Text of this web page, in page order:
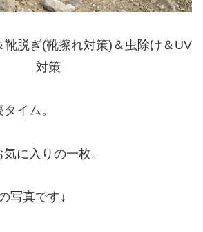
靴脱ぎ(靴擦れ対策)＆虫除け＆UV
対策
イム。
に入りの一枚。
写真です↓